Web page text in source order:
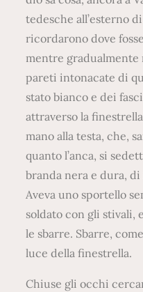
tedesche all’esterno
ricordarono dove
mentre gradualmente
pareti intonacate di
stato bianco e dei
attraverso la
mano alla testa, che,
quanto l’anca, si
branda nera e dura,
Aveva uno sportello
soldato con gli stivali,
le sbarre. Sbarre,
luce della finestrella.
Chiuse gli occhi